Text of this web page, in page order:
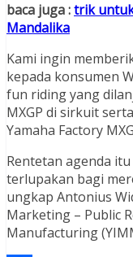
baca juga :trik
Mandalika
Kami ingin
kepada konsumen
fun riding yang
MXGP di sirkuit
Yamaha Factory
Rentetan agenda
terlupakan bagi
ungkap Antonius
Marketing – Public
Manufacturing